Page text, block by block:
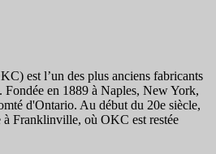
est l’un des plus anciens fabricants
Fondée en 1889 à Naples, New York,
d'Ontario. Au début du 20e siècle,
à Franklinville, où OKC est restée